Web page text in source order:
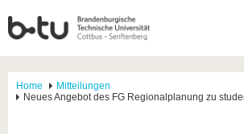
Home
Mitteilungen
Neues Angebot des FG Regionalplanung zu